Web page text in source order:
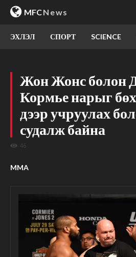
MFCNews
ЭХЛЭЛ СПОРТ SCIENCE
Жон Жонс болон
Кормье нарыг
дээр учруулах
судалж байна
46
MMA